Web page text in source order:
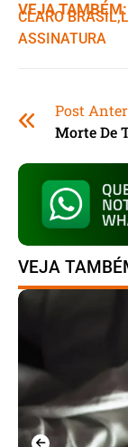
VEJA TAMBÉM:
CLARO BRASIL,ㅤ
ASSINATURA
Post
VEJA